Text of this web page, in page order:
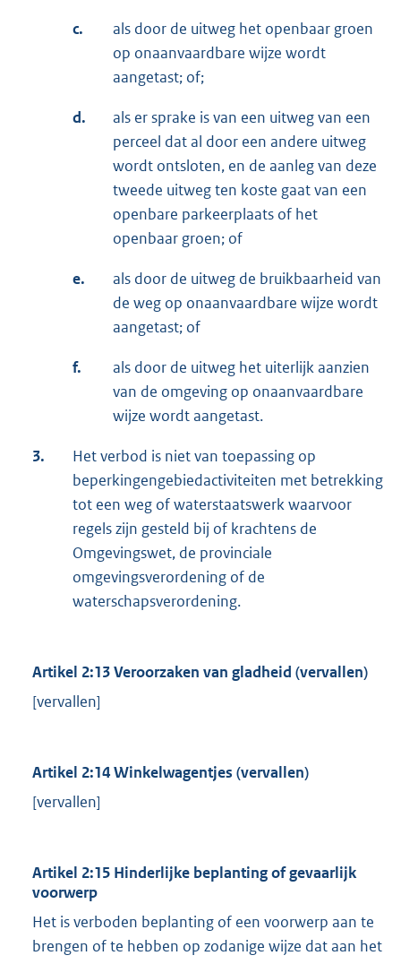
c.
als door de uitweg het openbaar groen
op onaanvaardbare wijze wordt
aangetast; of;
d.
als er sprake is van een uitweg van een
perceel dat al door een andere uitweg
wordt ontsloten, en de aanleg van deze
tweede uitweg ten koste gaat van een
openbare parkeerplaats of het
openbaar groen; of
e.
als door de uitweg de bruikbaarheid van
de weg op onaanvaardbare wijze wordt
aangetast; of
f.
als door de uitweg het uiterlijk aanzien
van de omgeving op onaanvaardbare
wijze wordt aangetast.
3.
Het verbod is niet van toepassing op
beperkingengebiedactiviteiten met betrekking
tot een weg of waterstaatswerk waarvoor
regels zijn gesteld bij of krachtens de
Omgevingswet, de provinciale
omgevingsverordening of de
waterschapsverordening.
Artikel 2:13 Veroorzaken van gladheid (vervallen)
[vervallen]
Artikel 2:14 Winkelwagentjes (vervallen)
[vervallen]
Artikel 2:15 Hinderlijke beplanting of gevaarlijk
voorwerp
Het is verboden beplanting of een voorwerp aan te
brengen of te hebben op zodanige wijze dat aan het